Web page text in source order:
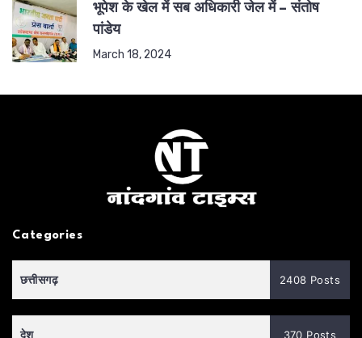
भूपेश के खेल में सब अधिकारी जेल में – संतोष
पांडेय
March 18, 2024
Categories
छत्तीसगढ़ 2408 Posts
देश 370 Posts